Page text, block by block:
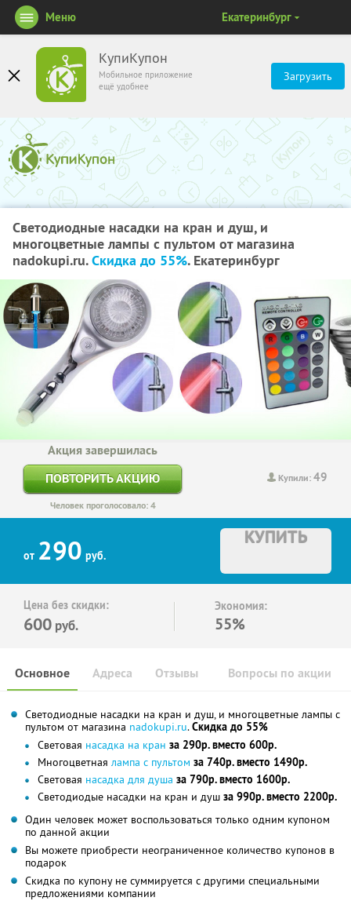
КупиКупон
Мобильное приложение
ещё удобнее
Загрузить
Меню Екатеринбург
Светодиодные насадки на кран и душ, и
многоцветные лампы с пультом от магазина
nadokupi.ru.Скидка до 55%. Екатеринбург
Купили:49
Акция завершилась
ПОВТОРИТЬ АКЦИЮ
Человек проголосовало: 4
от 290 руб.
КУПИТЬ
Цена без скидки:
600 руб.
Экономия:
55%
Основное Отзывы Вопросы по акции
Адреса
Светодиодные насадки на кран и душ, и многоцветные лампы с
пультом от магазина nadokupi.ru.Скидка до 55%
Световая насадка на кран за 290р. вместо 600р.
Многоцветная лампа с пультом за 740р. вместо 1490р.
Световая насадка для душа за 790р. вместо 1600р.
Светодиодые насадки на кран и душ за 990р. вместо 2200р.
Один человек может воспользоваться только одним купоном
по данной акции
Вы можете приобрести неограниченное количество купонов в
подарок
Скидка по купону не суммируется с другими специальными
предложениями компании